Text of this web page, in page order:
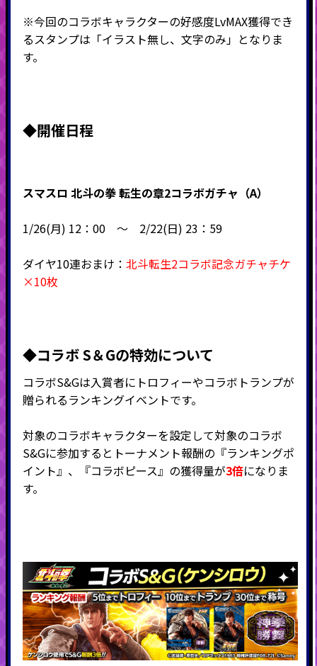
※今回のコラボキャラクターの好感度LvMAX獲得でき
るスタンプは「イラスト無し、文字のみ」となりま
す。
◆開催日程
スマスロ 北斗の拳 転生の章2コラボガチャ（A）
1/26(月) 12：00 ～ 2/22(日) 23：59
ダイヤ10連おまけ： 北斗転生2コラボ記念ガチャチケ
×10枚
◆コラボ S＆Gの特効について
コラボS&Gは入賞者にトロフィーやコラボトランプが
贈られるランキングイベントです。
対象のコラボキャラクターを設定して対象のコラボ
S&Gに参加するとトーナメント報酬の『ランキングポ
イント』、『コラボピース』の獲得量が3倍になりま
す。